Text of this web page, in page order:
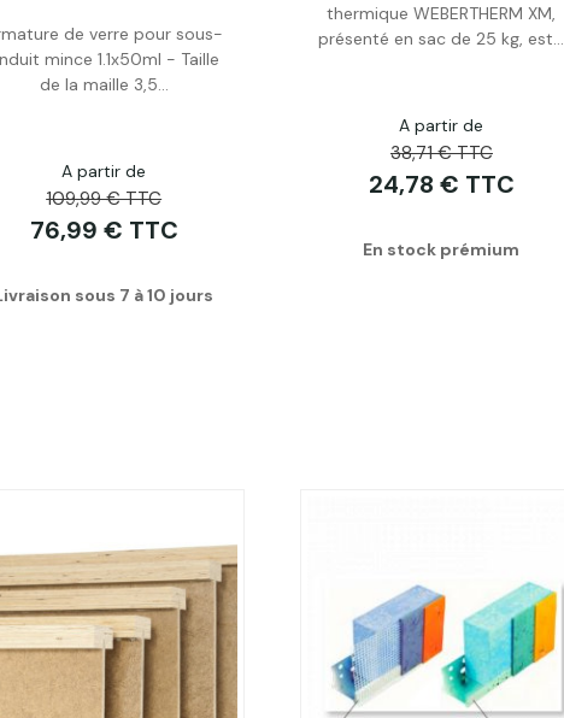
de verre pour sous-
mince 1.1x50ml - Taille
de la maille 3,5...
A partir de
109,99 € TTC
76,99 € TTC
sous 7 à 10 jours
thermique WEBERTHERM XM,
présenté en sac de 25 kg, est...
A partir de
38,71 € TTC
24,78 € TTC
En stock prémium